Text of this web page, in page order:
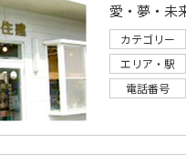
愛・夢・未
カテゴリー
エリア・駅
電話番号